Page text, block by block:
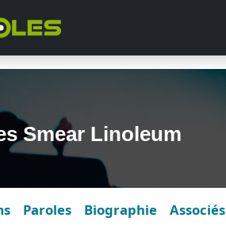
Smear Linoleum
Paroles Biographie Associés